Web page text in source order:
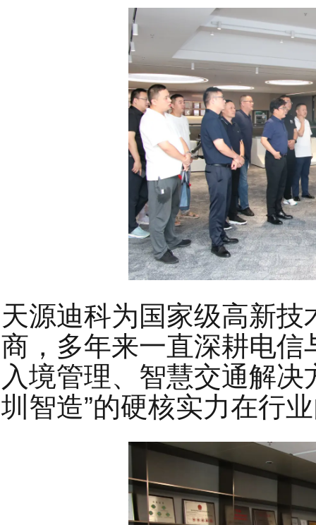
天源迪科为国家级高新
商，多年来一直深耕电
入境管理、智慧交通解
圳智造”的硬核实力在行